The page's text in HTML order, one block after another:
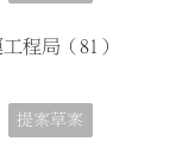
程局（81）
提案草案